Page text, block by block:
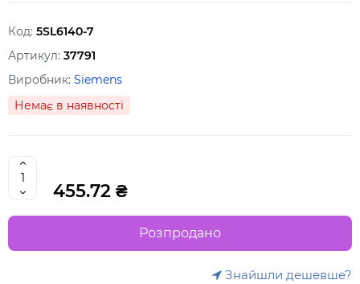
Код: 5SL6140-7
Артикул: 37791
Виробник: Siemens
Немає в наявності
455.72 ₴
Розпродано
Знайшли дешевше?